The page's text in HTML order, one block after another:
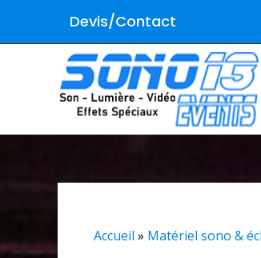
Devis/Contact
Accueil » Matériel sono &